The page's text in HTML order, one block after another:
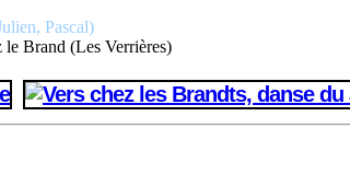
Pascal)
Brand (Les Verrières)